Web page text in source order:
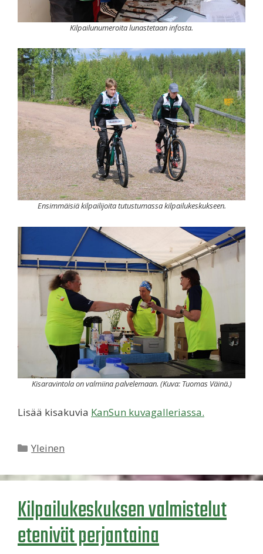
Kilpailunumeroita lunastetaan infosta.
Ensimmäisiä kilpailijoita tutustumassa kilpailukeskukseen.
Kisaravintola on valmiina palvelemaan. (Kuva: Tuomas Väinä.)
Lisää kisakuvia KanSun kuvagalleriassa.
Kategoriat
Yleinen
Kilpailukeskuksen valmistelut
etenivät perjantaina